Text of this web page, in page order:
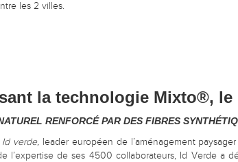
les 2 villes.
la technologie Mixto®,
RENFORCÉ PAR DES FIBRES
Id verde, leader européen de l’aménagement
l’expertise de ses 4500 collaborateurs, Id Verde a